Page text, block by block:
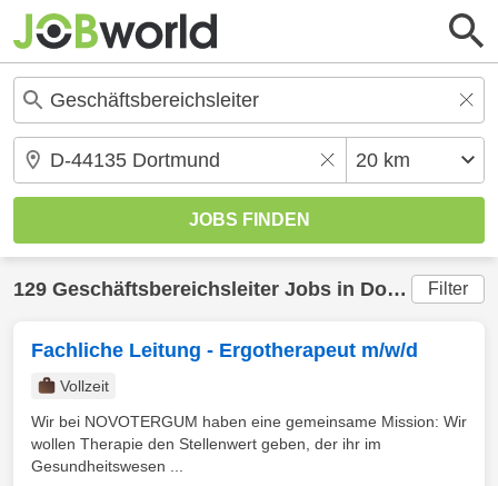
129 Geschäftsbereichsleiter Jobs in Dortmund (20
Filter
Fachliche Leitung - Ergotherapeut m/w/d
Vollzeit
Wir bei NOVOTERGUM haben eine gemeinsame Mission: Wir
wollen Therapie den Stellenwert geben, der ihr im
Gesundheitswesen ...